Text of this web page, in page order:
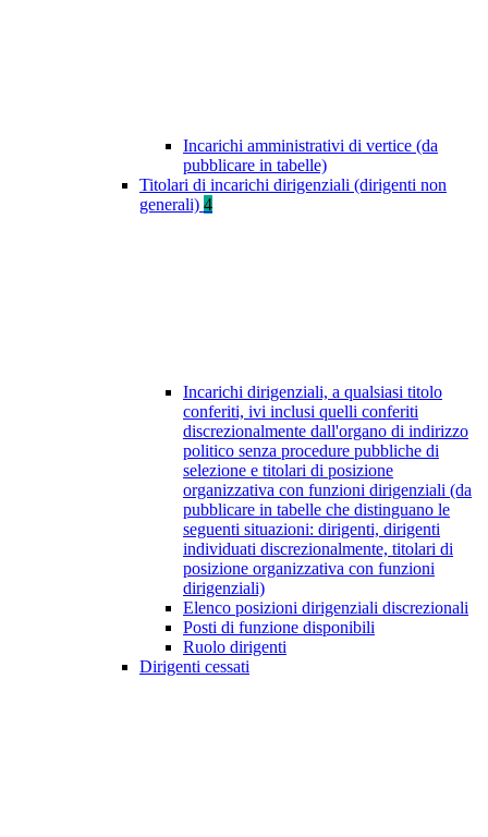
Incarichi amministrativi di vertice (da
pubblicare in tabelle)
Titolari di incarichi dirigenziali (dirigenti non
generali) 4
Incarichi dirigenziali, a qualsiasi titolo
conferiti, ivi inclusi quelli conferiti
discrezionalmente dall'organo di indirizzo
politico senza procedure pubbliche di
selezione e titolari di posizione
organizzativa con funzioni dirigenziali (da
pubblicare in tabelle che distinguano le
seguenti situazioni: dirigenti, dirigenti
individuati discrezionalmente, titolari di
posizione organizzativa con funzioni
dirigenziali)
Elenco posizioni dirigenziali discrezionali
Posti di funzione disponibili
Ruolo dirigenti
Dirigenti cessati